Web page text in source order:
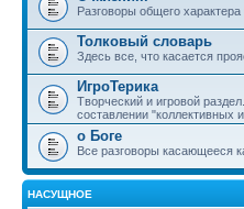
Разговоры общего
Толковый словарь
Здесь все, что касается
ИгроТерика
Творческий и игровой
составлении "коллективных
о Боге
Все разговоры касающееся
НАСУЩНОЕ